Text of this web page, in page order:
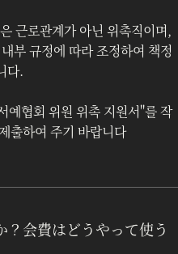
근로관계가 아닌 위촉직이며,
부 규정에 따라 조정하여 책정
다.
예협회 위원 위촉 지원서"를 작
출하여 주기 바랍니다
会費はどうやって使う